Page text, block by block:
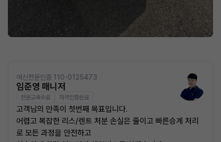
여신전문인증 110-0125473
임준영 매니저
전문교육수료 자격인증완료
고객님의 만족이 첫번째 목표입니다.
어렵고 복잡한 리스/렌트 처분 손실은 줄이고 빠른승계 처리
로 모든 과정을 안전하고